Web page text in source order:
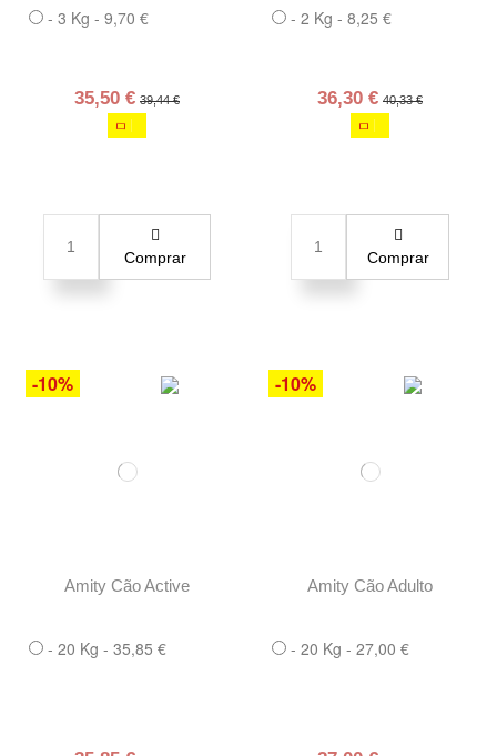
- 3 Kg - 9,70 €
35,50 € 39,44 €
Comprar
- 2 Kg - 8,25 €
36,30 € 40,33 €
Comprar
-10%
Amity Cão Active
- 20 Kg - 35,85 €
-10%
Amity Cão Adulto
- 20 Kg - 27,00 €